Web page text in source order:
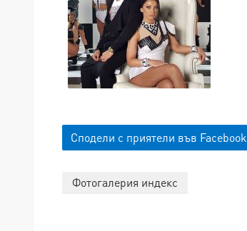
Сподели с приятели във Facebook
Фотогалерия индекс